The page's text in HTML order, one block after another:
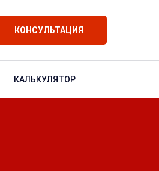
КОНСУЛЬТАЦИЯ
КАЛЬКУЛЯТОР